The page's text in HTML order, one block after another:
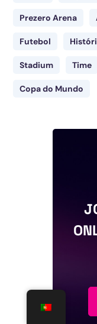
Prezero Arena
Futebol
Stadium Time
Copa do Mundo